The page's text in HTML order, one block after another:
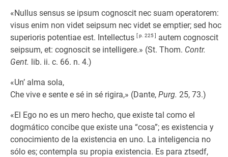
«Nullus sensus se ipsum cognoscit nec suam operatorem:
visus enim non videt seipsum nec videt se emptier; sed hoc
superioris potentiae est. Intellectus [ p. 225 ]
autem cognoscit
seipsum, et: cognoscit se intelligere.» (St. Thom. Contr.
Gent. lib. ii. c. 66. n. 4.)
«Un’ alma sola,
Che vive e sente e sé in sé rigira,» (Dante, Purg. 25, 73.)
«El Ego no es un mero hecho, que existe tal como el
dogmático concibe que existe una “cosa”; es existencia y
conocimiento de la existencia en uno. La inteligencia no
sólo es; contempla su propia existencia. Es para ztsedf,